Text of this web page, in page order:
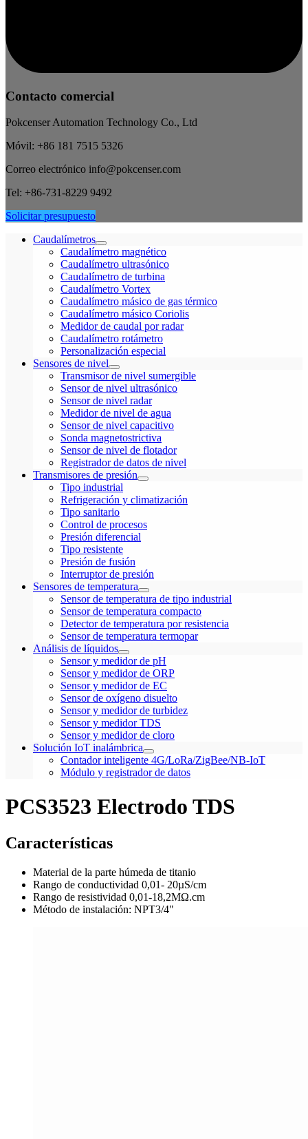
Contacto comercial
Pokcenser Automation Technology Co., Ltd
Móvil: +86 181 7515 5326
Correo electrónico info@pokcenser.com
Tel: +86-731-8229 9492
Solicitar presupuesto
Caudalímetros
Caudalímetro magnético
Caudalímetro ultrasónico
Caudalímetro de turbina
Caudalímetro Vortex
Caudalímetro másico de gas térmico
Caudalímetro másico Coriolis
Medidor de caudal por radar
Caudalímetro rotámetro
Personalización especial
Sensores de nivel
Transmisor de nivel sumergible
Sensor de nivel ultrasónico
Sensor de nivel radar
Medidor de nivel de agua
Sensor de nivel capacitivo
Sonda magnetostrictiva
Sensor de nivel de flotador
Registrador de datos de nivel
Transmisores de presión
Tipo industrial
Refrigeración y climatización
Tipo sanitario
Control de procesos
Presión diferencial
Tipo resistente
Presión de fusión
Interruptor de presión
Sensores de temperatura
Sensor de temperatura de tipo industrial
Sensor de temperatura compacto
Detector de temperatura por resistencia
Sensor de temperatura termopar
Análisis de líquidos
Sensor y medidor de pH
Sensor y medidor de ORP
Sensor y medidor de EC
Sensor de oxígeno disuelto
Sensor y medidor de turbidez
Sensor y medidor TDS
Sensor y medidor de cloro
Solución IoT inalámbrica
Contador inteligente 4G/LoRa/ZigBee/NB-IoT
Módulo y registrador de datos
PCS3523 Electrodo TDS
Características
Material de la parte húmeda de titanio
Rango de conductividad 0,01- 20µS/cm
Rango de resistividad 0,01-18,2MΩ.cm
Método de instalación: NPT3/4"